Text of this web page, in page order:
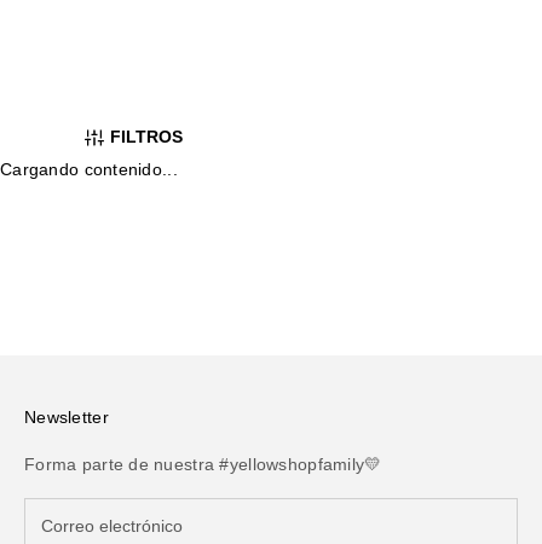
FILTROS
Cargando contenido...
Newsletter
Forma parte de nuestra #yellowshopfamily💛